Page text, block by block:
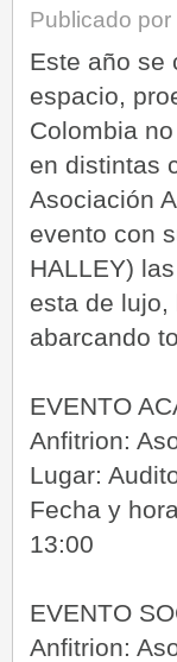
Publicado
Este año se
espacio,
Colombia
en distintas
Asociación
evento con
HALLEY)
esta de
abarcando
EVENTO
Anfitrion:
Lugar:
Fecha y
13:00
EVENTO
Anfitrion: